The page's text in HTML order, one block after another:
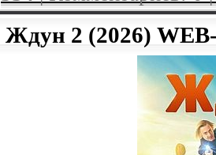
Ждун 2 (2026)